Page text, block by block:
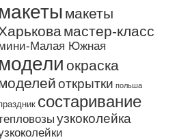
макеты макеты
мастер-класс
Малая Южная
модели окраска
открытки польша
состаривание
узкоколейка